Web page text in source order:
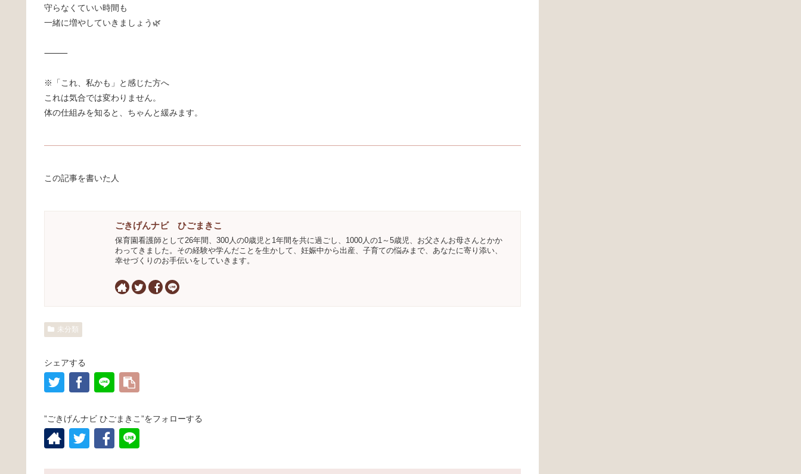
守らなくていい時間も
一緒に増やしていきましょう🌿
⸻
※「これ、私かも」と感じた方へ
これは気合では変わりません。
体の仕組みを知ると、ちゃんと緩みます。
この記事を書いた人
ごきげんナビ ひごまきこ
保育園看護師として26年間、300人の0歳児と1年間を共に過ごし、1000人の1～5歳児、お父さんお母さんとかか
わってきました。その経験や学んだことを生かして、妊娠中から出産、子育ての悩みまで、あなたに寄り添い、
幸せづくりのお手伝いをしていきます。
未分類
シェアする
”ごきげんナビ ひごまきこ”をフォローする